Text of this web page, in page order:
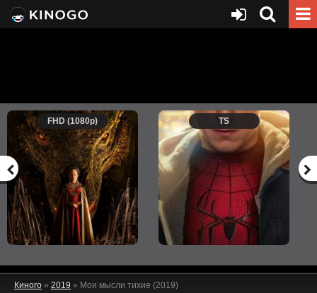
FHD (1080p) TS
Киного » 2019 » Мои мысли тихие (2019)